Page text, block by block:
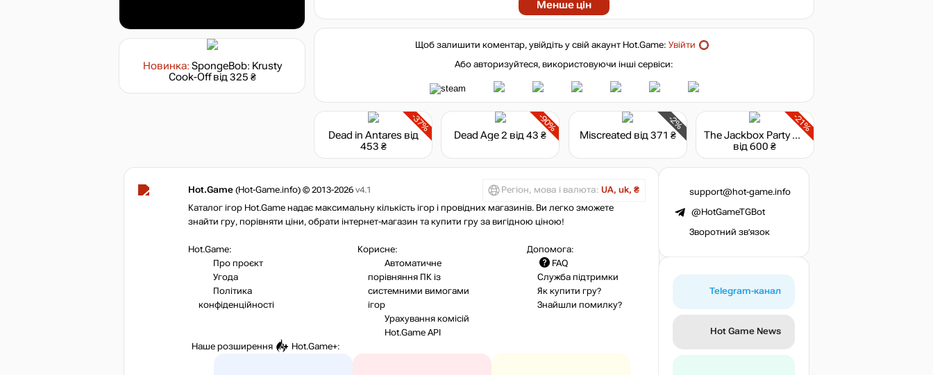
Новинка: SpongeBob: Krusty
Cook-Offвід 325 ₴
Менше цін
Щоб залишити коментар, увійдіть у свій акаунт Hot.Game: Увійти
Або авторизуйтеся, використовуючи інші сервіси:
-37%
Dead in Antaresвід
453 ₴
-90%
Dead Age 2 від 43 ₴
-2%
Miscreated від 371 ₴
-21%
The Jackbox Party Pack 11
від 600 ₴
Hot.Game (Hot-Game.info) © 2013-2026 v4.1 Регіон, мова і валюта: UA, uk, ₴
Каталог ігор Hot.Game надає максимальну кількість ігор і провідних магазинів. Ви легко зможете
знайти гру, порівняти ціни, обрати інтернет-магазин та купити гру за вигідною ціною!
Hot.Game:
Про проєкт
Угода
Політика
конфіденційності
Корисне:
Автоматичне
порівняння ПК із
системними вимогами
ігор
Урахування комісій
Hot.Game API
Допомога:
FAQ
Служба підтримки
Як купити гру?
Знайшли помилку?
Наше розширення Hot.Game+:
support@hot-game.info
@HotGameTGBot
Зворотний зв’язок
Telegram-канал
Hot Game News